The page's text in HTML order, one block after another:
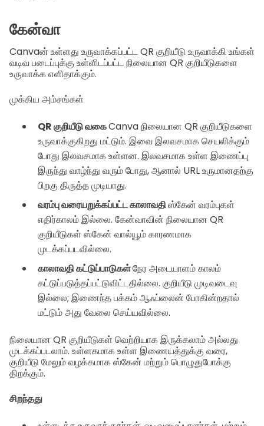
கேன்வா
Canvaன் உள்ளது உருவாக்கப்பட்ட QR குறியீடு உருவாக்கி உங்கள்
வடிவ படைப்புக்கு உள்ளிடப்பட்ட நிலையான QR குறியீடுகளை
உருவாக்க எளிதாக்கும்.
முக்கிய அம்சங்கள்
QR குறியீடு வகைCanva நிலையான QR குறியீடுகளை
உருவாக்குகிறது மட்டும். இவை இலவசமாக செயலிக்கும்
போது இலவசமாக உள்ளன. இலவசமாக உள்ள இணைப்பு
இருந்து வாழ்ந்து வரும் போது, ஆனால் URL உருமானதற்கு
பிறகு திருத்த முடியாது.
வரம்பு வரையறுக்கப்பட்ட காலாவதிஸ்கேன் வரம்புகள்
எதிர்காலம் இல்லை. கேன்வாவின் நிலையான QR
குறியீடுகள் ஸ்கேன் வால்யூம் காரணமாக
முடக்கப்படவில்லை.
காலாவதி கட்டுப்பாடுகள்நேர அடையாளம் காலம்
கட்டுப்படுத்தப்பட்டுவிட்டதில்லை. குறியீடு முடிவடைவு
இல்லை; இணைந்த பக்கம் ஆஃப்லைன் போகின்றதால்
மட்டும் அது வேலை செய்யவில்லை.
நிலையான QR குறியீடுகள் வெற்றியாக இருக்கலாம் அல்லது
முடக்கப்படலாம். உள்ளகமாக உள்ள இணையத்துக்கு வரை,
குறியீடு மேலும் வழக்கமாக ஸ்கேன் மற்றும் பொழுதுபோக்கு
திறக்கும்.
சிறந்தது